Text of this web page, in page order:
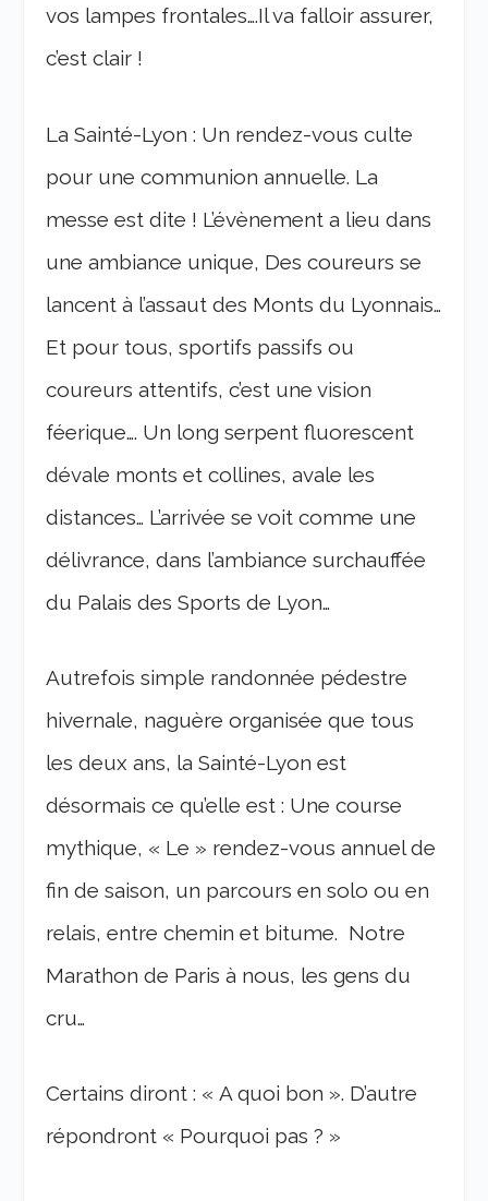
vos lampes frontales….Il va falloir assurer,
c’est clair !
La Sainté-Lyon : Un rendez-vous culte
pour une communion annuelle. La
messe est dite ! L’évènement a lieu dans
une ambiance unique, Des coureurs se
lancent à l’assaut des Monts du Lyonnais…
Et pour tous, sportifs passifs ou
coureurs attentifs, c’est une vision
féerique…. Un long serpent fluorescent
dévale monts et collines, avale les
distances… L’arrivée se voit comme une
délivrance, dans l’ambiance surchauffée
du Palais des Sports de Lyon…
Autrefois simple randonnée pédestre
hivernale, naguère organisée que tous
les deux ans, la Sainté-Lyon est
désormais ce qu’elle est : Une course
mythique, « Le » rendez-vous annuel de
fin de saison, un parcours en solo ou en
relais, entre chemin et bitume. Notre
Marathon de Paris à nous, les gens du
cru…
Certains diront : « A quoi bon ». D’autre
répondront « Pourquoi pas ? »